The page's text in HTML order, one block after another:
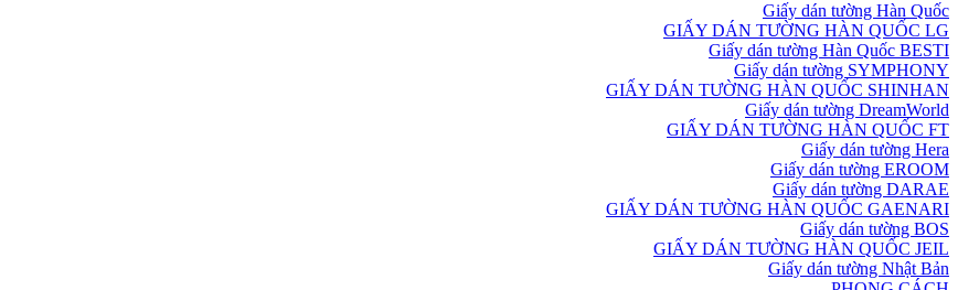
Giấy dán tường Hàn Quốc
GIẤY DÁN TƯỜNG HÀN QUỐC LG
Giấy dán tường Hàn Quốc BESTI
Giấy dán tường SYMPHONY
GIẤY DÁN TƯỜNG HÀN QUỐC SHINHAN
Giấy dán tường DreamWorld
GIẤY DÁN TƯỜNG HÀN QUỐC FT
Giấy dán tường Hera
Giấy dán tường EROOM
Giấy dán tường DARAE
GIẤY DÁN TƯỜNG HÀN QUỐC GAENARI
Giấy dán tường BOS
GIẤY DÁN TƯỜNG HÀN QUỐC JEIL
Giấy dán tường Nhật Bản